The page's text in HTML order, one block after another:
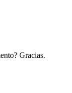
Gracias.